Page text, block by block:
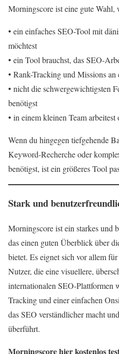
Morningscore ist eine gute Wahl,
• ein einfaches SEO-Tool mit
möchtest
• ein Tool brauchst, das SEO-
• Rank-Tracking und Missions
• nicht die schwergewichtigsten
benötigst
• in einem kleinen Team arbeitest
Wenn du hingegen tiefgehende
Keyword-Recherche oder
benötigst, ist ein größeres Tool
Stark und
Morningscore ist ein starkes und
das einen guten Überblick über
bietet. Es eignet sich vor allem
Nutzer, die eine visuellere,
internationalen SEO-Plattformen
Tracking und einer einfachen
das SEO verständlicher macht
überführt.
Morningscore hier kostenlos